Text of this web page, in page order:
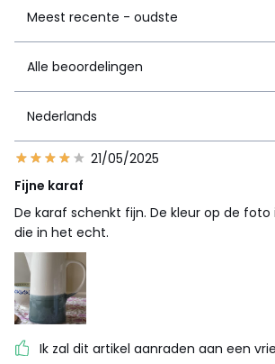
Meest recente - oudste
Alle beoordelingen
Nederlands
21/05/2025
Fijne karaf
De karaf schenkt fijn. De kleur op de foto
die in het echt.
Ik zal dit artikel aanraden aan een